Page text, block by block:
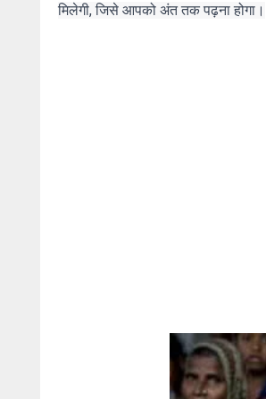
मिलेगी, जिसे आपको अंत तक पढ़ना होगा।